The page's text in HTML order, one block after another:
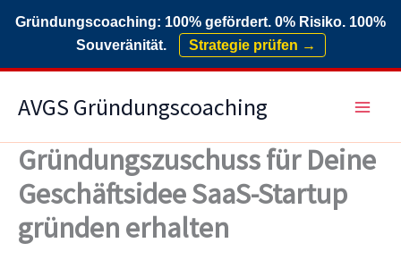
Gründungscoaching: 100% gefördert. 0% Risiko. 100%
Souveränität.
Strategie prüfen →
InhaltAVGS Gründungscoaching
Gründungszuschuss für Deine
Geschäftsidee SaaS-Startup
gründen erhalten